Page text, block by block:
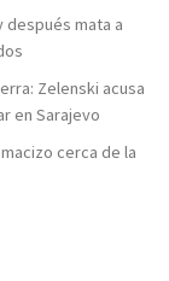
después mata a
Zelenski acusa
en Sarajevo
cerca de la